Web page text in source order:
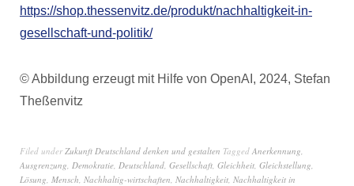
https://shop.thessenvitz.de/produkt/nachhaltigkeit-in-
gesellschaft-und-politik/
© Abbildung erzeugt mit Hilfe von OpenAI, 2024, Stefan
Theßenvitz
Filed underZukunft Deutschland denken und gestalten Tagged Anerkennung,
Ausgrenzung, Demokratie, Deutschland, Gesellschaft, Gleichheit, Gleichstellung,
Lösung, Mensch, Nachhaltig-wirtschaften, Nachhaltigkeit, Nachhaltigkeit in